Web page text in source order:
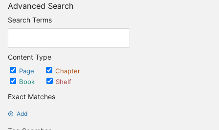
Advanced Search
Search Terms
Content Type
Page
Chapter
Book
Shelf
Exact Matches
Add